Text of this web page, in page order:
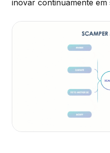
inovar continuamente em